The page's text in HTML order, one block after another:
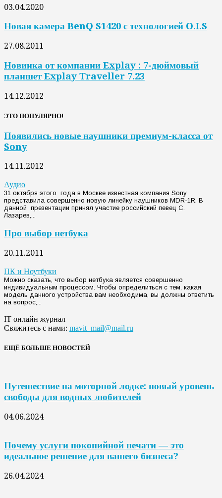
03.04.2020
Новая камера BenQ S1420 с технологией O.I.S
27.08.2011
Новинка от компании Explay : 7-дюймовый
планшет Explay Traveller 7.23
14.12.2012
ЭТО ПОПУЛЯРНО!
Появились новые наушники премиум-класса от
Sony
14.11.2012
Аудио
31 октября этого года в Москве известная компания Sony
представила совершенно новую линейку наушников MDR-1R. В
данной презентации принял участие российский певец С.
Лазарев,...
Про выбор нетбука
20.11.2011
ПК и Ноутбуки
Можно сказать, что выбор нетбука является совершенно
индивидуальным процессом. Чтобы определиться с тем, какая
модель данного устройства вам необходима, вы должны ответить
на вопрос,...
IT онлайн журнал
Свяжитесь с нами: mavit_mail@mail.ru
ЕЩЁ БОЛЬШЕ НОВОСТЕЙ
Путешествие на моторной лодке: новый уровень
свободы для водных любителей
04.06.2024
Почему услуги покопийной печати — это
идеальное решение для вашего бизнеса?
26.04.2024